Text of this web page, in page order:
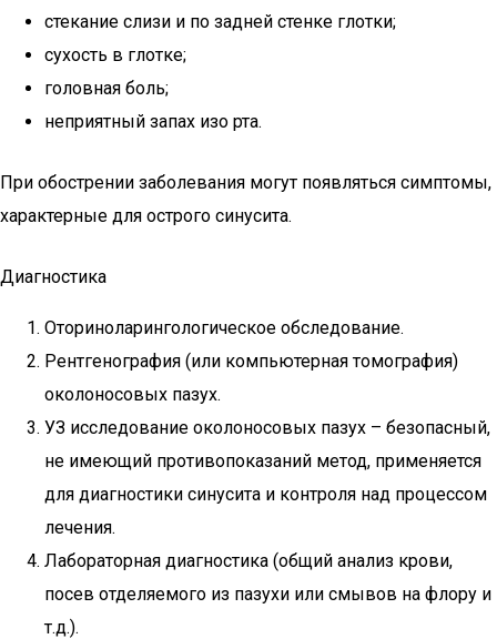
стекание слизи и по задней стенке глотки;
сухость в глотке;
головная боль;
неприятный запах изо рта.
При обострении заболевания могут появляться симптомы,
характерные для острого синусита.
Диагностика
Оториноларингологическое обследование.
Рентгенография (или компьютерная томография)
околоносовых пазух.
УЗ исследование околоносовых пазух – безопасный,
не имеющий противопоказаний метод, применяется
для диагностики синусита и контроля над процессом
лечения.
Лабораторная диагностика (общий анализ крови,
посев отделяемого из пазухи или смывов на флору и
т.д.).